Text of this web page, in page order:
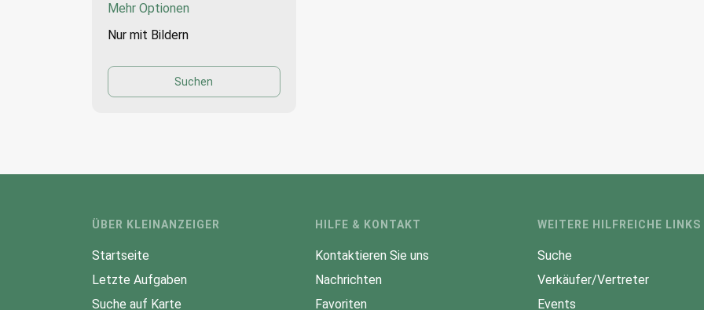
Mehr Optionen
Nur mit Bildern
ÜBER KLEINANZEIGER
Startseite
Letzte Aufgaben
Suche auf Karte
HILFE & KONTAKT
Kontaktieren Sie uns
Nachrichten
Favoriten
WEITERE HILFREICHE LINKS
Suche
Verkäufer/Vertreter
Events